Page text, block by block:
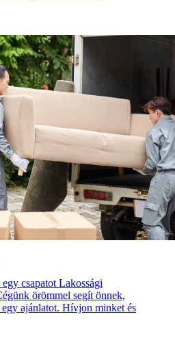
csapatot Lakossági
örömmel segít önnek,
ajánlatot. Hívjon minket és